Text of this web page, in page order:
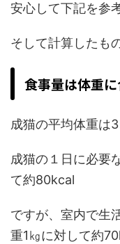
安心して下記を参
そして計算したも
食事量は体重
成猫の平均体重は
成猫の１日に必要
て約80kcal
ですが、室内で生
重1㎏に対して約